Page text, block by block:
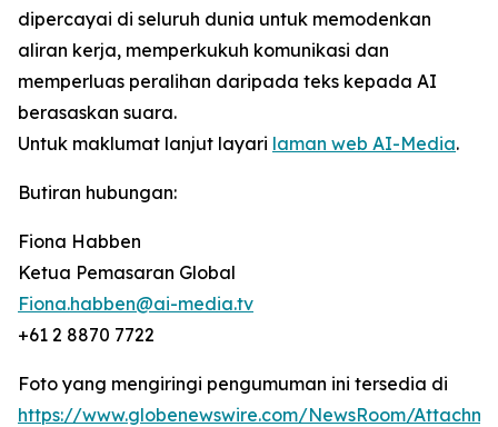
dipercayai di seluruh dunia untuk memodenkan
aliran kerja, memperkukuh komunikasi dan
memperluas peralihan daripada teks kepada AI
berasaskan suara.
Untuk maklumat lanjut layari laman web AI-Media.
Butiran hubungan:
Fiona Habben
Ketua Pemasaran Global
Fiona.habben@ai-media.tv
+61 2 8870 7722
Foto yang mengiringi pengumuman ini tersedia di
https://www.globenewswire.com/NewsRoom/